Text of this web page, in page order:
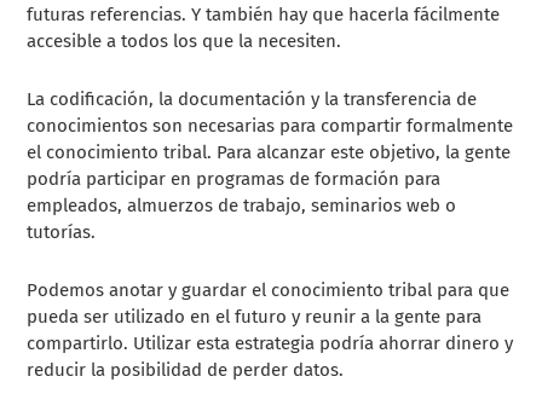
futuras referencias. Y también hay que hacerla fácilmente
accesible a todos los que la necesiten.
La codificación, la documentación y la transferencia de
conocimientos son necesarias para compartir formalmente
el conocimiento tribal. Para alcanzar este objetivo, la gente
podría participar en programas de formación para
empleados, almuerzos de trabajo, seminarios web o
tutorías.
Podemos anotar y guardar el conocimiento tribal para que
pueda ser utilizado en el futuro y reunir a la gente para
compartirlo. Utilizar esta estrategia podría ahorrar dinero y
reducir la posibilidad de perder datos.